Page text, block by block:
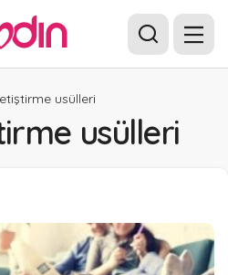
usülleri
usülleri